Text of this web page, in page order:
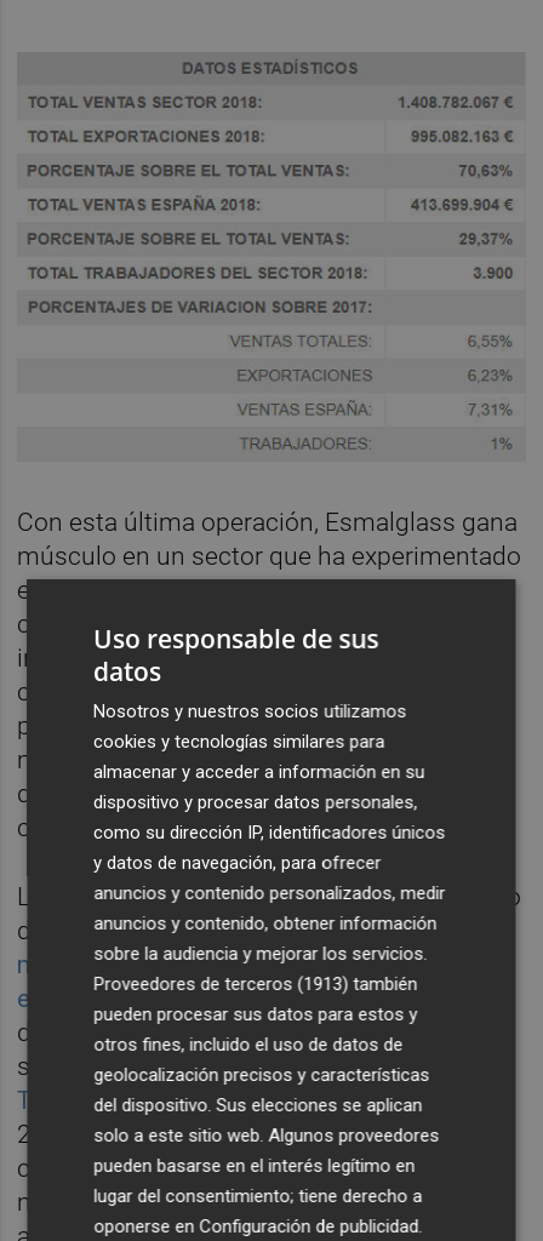
Con esta última operación, Esmalglass gana
músculo en un sector que ha experimentado
en los últimos años una fuerte
concentración empresarial y que tiene en la
internacionalización su principal
característica, con presencia en más de 180
países y una fuerte implantación en el
mercado exterior a través de numerosas
delegaciones y factorías en los cinco
continentes.
La firma de Vila-real, hoy en manos del fondo
de inversión Lone Star trassu adquisición a
mediados del 2017 por 605 millones de
euros
, se posiciona de este modo en lo alto
de un ránking seguida de otros gigantes del
sector, como es el caso del grupo español
Torrecid, con 454 millones de facturación en
2018 oColorobbia, de matriz italiana, que
cerró el ejercicio anterior con casi 176
millones. Entre el total de 23 empresas
Uso responsable de sus
datos
Nosotros y nuestros socios utilizamos
cookies y tecnologías similares para
almacenar y acceder a información en su
dispositivo y procesar datos personales,
como su dirección IP, identificadores únicos
y datos de navegación, para ofrecer
anuncios y contenido personalizados, medir
anuncios y contenido, obtener información
sobre la audiencia y mejorar los servicios.
Proveedores de terceros (1913) también
pueden procesar sus datos para estos y
otros fines, incluido el uso de datos de
geolocalización precisos y características
del dispositivo. Sus elecciones se aplican
solo a este sitio web. Algunos proveedores
pueden basarse en el interés legítimo en
lugar del consentimiento; tiene derecho a
oponerse enConfiguración de publicidad.